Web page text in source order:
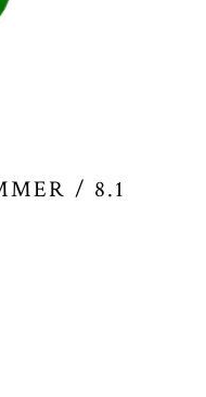
/ 8.1